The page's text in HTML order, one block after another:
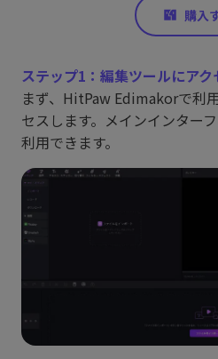
ステップ1：編集ツールにアク
まず、HitPaw Edimakorで利
セスします。メインインター
利用できます。